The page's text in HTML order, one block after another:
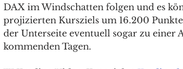
DAX im Windschatten folgen und es
projizierten Kursziels um 16.200
der Unterseite eventuell sogar zu einer
kommenden Tagen.